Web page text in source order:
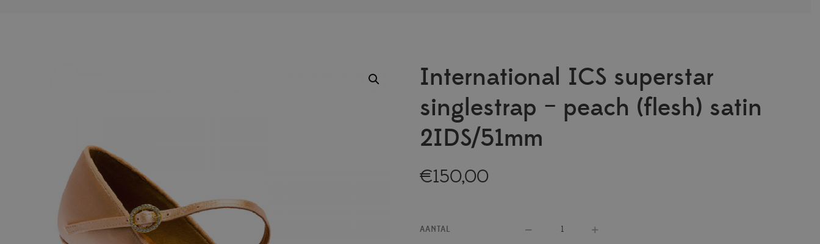
International ICS superstar
singlestrap – peach (flesh) satin
2IDS/51mm
€150,00
AANTAL